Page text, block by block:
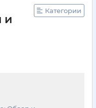
и
Категории